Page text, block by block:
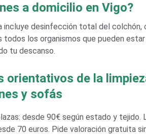
a domicilio en Vigo?
incluye desinfección total del colchón,
todos los organismos que pueden estar
tu descanso.
orientativos de la
y sofás
desde 90€ según estado y tejido.
70 euros. Pide valoración gratuita